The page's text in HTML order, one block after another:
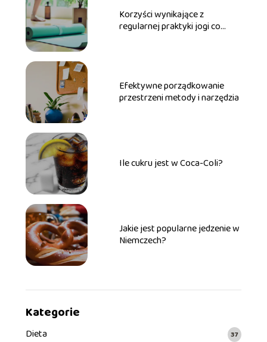
Korzyści wynikające z
regularnej praktyki jogi co
Efektywne porządkowanie
przestrzeni metody i narzędzia
Ile cukru jest w Coca-Coli?
Jakie jest popularne jedzenie w
Niemczech?
Kategorie
Dieta 37